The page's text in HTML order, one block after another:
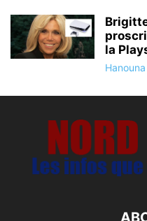
la
Hanouna